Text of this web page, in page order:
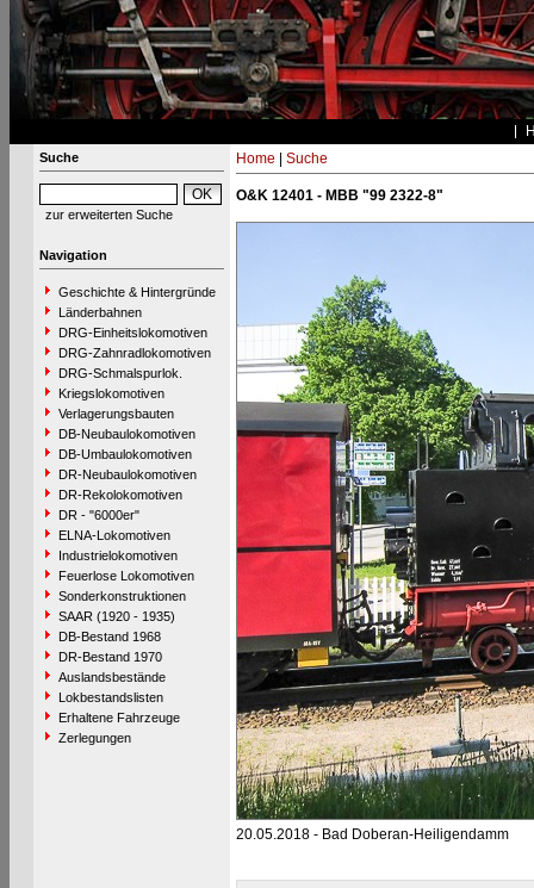
Suche
zur erweiterten Suche
Navigation
Geschichte & Hintergründe
Länderbahnen
DRG-Einheitslokomotiven
DRG-Zahnradlokomotiven
DRG-Schmalspurlok.
Kriegslokomotiven
Verlagerungsbauten
DB-Neubaulokomotiven
DB-Umbaulokomotiven
DR-Neubaulokomotiven
DR-Rekolokomotiven
DR - "6000er"
ELNA-Lokomotiven
Industrielokomotiven
Feuerlose Lokomotiven
Sonderkonstruktionen
SAAR (1920 - 1935)
DB-Bestand 1968
DR-Bestand 1970
Auslandsbestände
Lokbestandslisten
Erhaltene Fahrzeuge
Zerlegungen
Home Suche
O&K 12401 - MBB "99 2322-8"
20.05.2018 - Bad Doberan-Heiligendamm